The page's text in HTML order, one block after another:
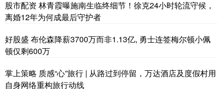
股市配资 林青霞曝施南生临终细节！徐克24小时轮流守候，
离婚12年为何成最后守护者
好股盛 布伦森降薪3700万而非1.13亿, 勇士连签梅尔顿小佩
顿仅剩600万
掌上策略 质感“心”旅行 | 从路过到停留，万达酒店及度假村用
自身网络重构旅行动线